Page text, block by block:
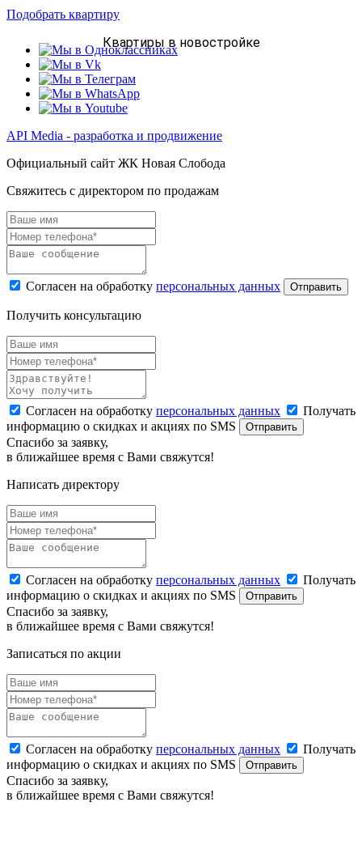
Подобрать квартиру
Квартиры в новостройке
API Media - разработка и продвижение
Официальный сайт ЖК Новая Слобода
Свяжитесь с директором по продажам
Согласен на обработку персональных данных Отправить
Получить консультацию
Согласен на обработку персональных данных
Получать
информацию о скидках и акциях по SMS
Отправить
Спасибо за заявку,
в ближайшее время с Вами свяжутся!
Написать директору
Согласен на обработку персональных данных
Получать
информацию о скидках и акциях по SMS
Отправить
Спасибо за заявку,
в ближайшее время с Вами свяжутся!
Записаться по акции
Согласен на обработку персональных данных
Получать
информацию о скидках и акциях по SMS
Отправить
Спасибо за заявку,
в ближайшее время с Вами свяжутся!